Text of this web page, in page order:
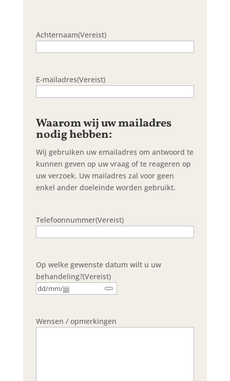
Achternaam(Vereist)
E-mailadres(Vereist)
Waarom wij uw mailadres
nodig hebben:
Wij gebruiken uw emailadres om antwoord te
kunnen geven op uw vraag of te reageren op
uw verzoek. Uw mailadres zal voor geen
enkel ander doeleinde worden gebruikt.
Telefoonnummer(Vereist)
Op welke gewenste datum wilt u uw
behandeling?(Vereist)
Wensen / opmerkingen